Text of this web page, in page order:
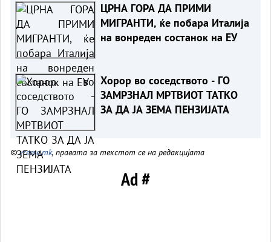
ЦРНА ГОРА ДА ПРИМИ
МИГРАНТИ, ќе побара Италија
на вонреден состанок на ЕУ
Хорор во соседството - ГО
ЗАМРЗНАЛ МРТВИОТ ТАТКО
ЗА ДА ЈА ЗЕМА ПЕНЗИЈАТА
©vreme.mk, правата за текстот се на редакцијата
Ad #